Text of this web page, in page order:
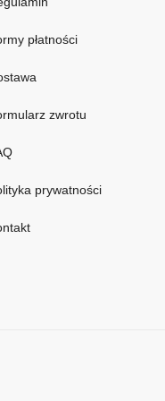
płatności
zwrotu
prywatności